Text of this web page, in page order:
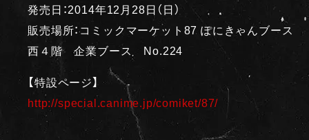
発売日：2014年12月28日（日）
販売場所：コミックマーケット87 ぽにきゃんブース
西４階 企業ブース No.224
【特設ページ】
http://special.canime.jp/comiket/87/